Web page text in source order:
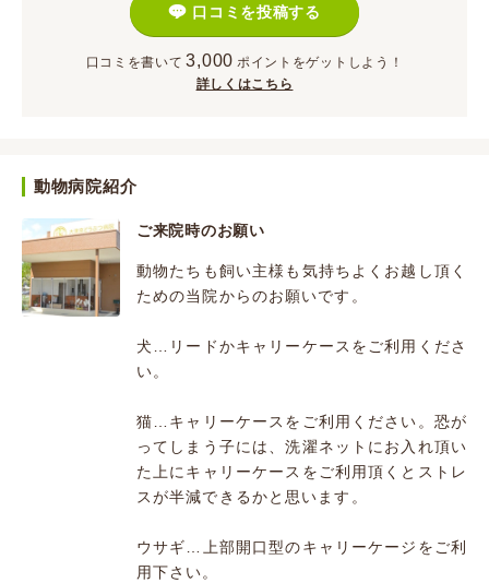
口コミを投稿する
口コミを書いて 3,000 ポイント をゲットしよう！
詳しくはこちら
動物病院紹介
ご来院時のお願い
動物たちも飼い主様も気持ちよくお越し頂く
ための当院からのお願いです。
犬…リードかキャリーケースをご利用くださ
い。
猫…キャリーケースをご利用ください。恐が
ってしまう子には、洗濯ネットにお入れ頂い
た上にキャリーケースをご利用頂くとストレ
スが半減できるかと思います。
ウサギ…上部開口型のキャリーケージをご利
用下さい。